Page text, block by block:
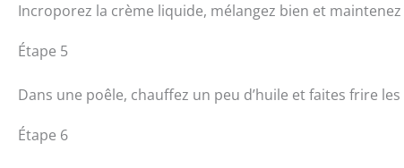
Incroporez la crème liquide, mélangez bien et
Étape 5
Dans une poêle, chauffez un peu d’huile et faites frire
Étape 6